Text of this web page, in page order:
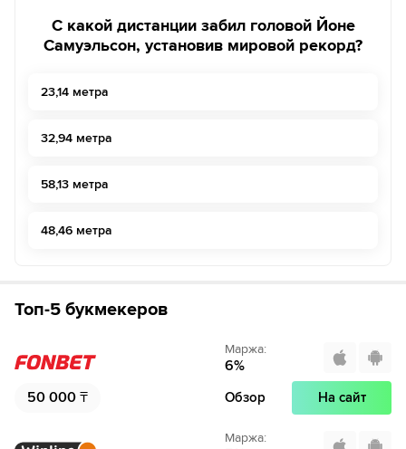
С какой дистанции забил головой Йоне
Самуэльсон, установив мировой рекорд?
23,14 метра
32,94 метра
58,13 метра
48,46 метра
Топ-5 букмекеров
50 000 ₸
Маржа:
6%
Обзор На сайт
Маржа: